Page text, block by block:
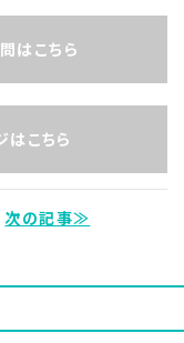
はこちら
はこちら
次の記事≫